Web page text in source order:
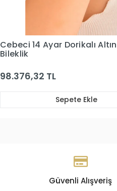
Cebeci 14 Ayar Dorikalı Renkli
Toplu Altın Bileklik
180.034,67 TL
Sepete Ekle
Güvenli Alışveriş